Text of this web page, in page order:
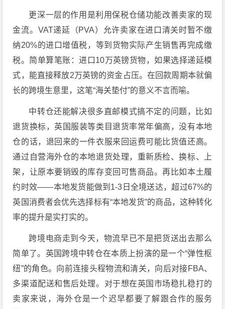
更深一层的作用是利用保税仓储功能改善卖家的现
金流。VAT递延（PVA）允许卖家在进口清关时暂不缴
纳20%的进口增值税，等到货物实际产生销售再完成缴
税。简单算笔账：进口10万英镑货物，如果选择递延模
式，能直接释放2万英镑的资金占压。在回款周期本就偏
长的跨境生意里，这笔“海关垫付”的意义不言而喻。
中转仓还能解决很多直邮模式搞不定的问题，比如
退货换标， 英国服装等类目退货率常年偏高，没有本地
仓的话，退回来的一件衣服来回运费可能比货值还高。
通过自营海外仓的本地退货处理，重新质检、换标、上
架，让原本要销毁的库存变回可售商品。再比如本土履
约时效——本地发货能做到1-3日全境送达，超过67%的
英国消费者会优先选择标有“本地发货”的商品，这种转化
率的提升是实打实的。
跨境电商走到今天，物流早已不是把货送出去那么
简单了。英国跨境中转仓在本质上扮演的是一个“弹性枢
纽”的角色。向前连接头程物流和清关，向后对接FBA、
多渠道配送和售后处理。对于想在英国市场稳扎稳打的
卖家来说，海外仓是一个迟早都要了解跟合作的服务